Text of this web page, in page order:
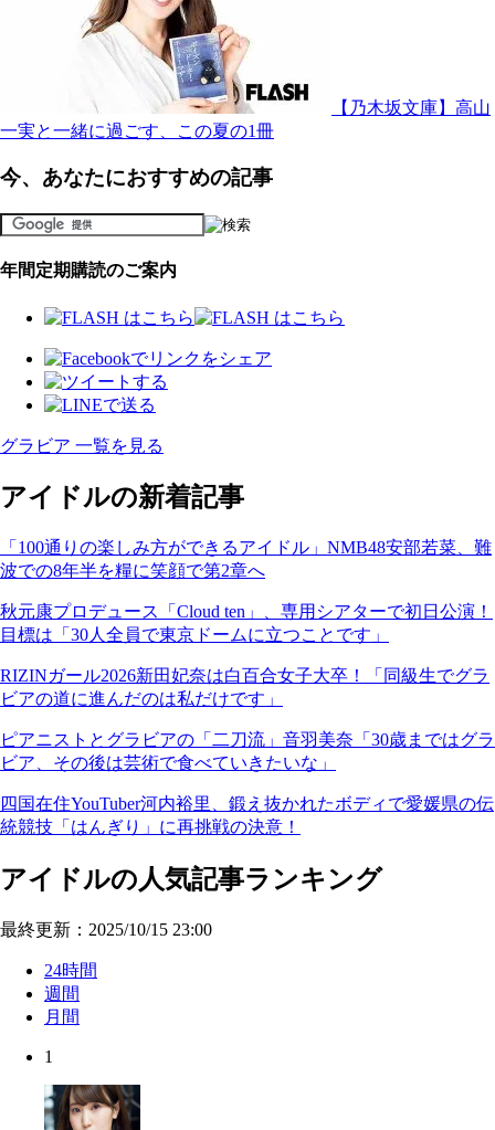
【乃木坂文庫】高山
一実と一緒に過ごす、この夏の1冊
今、あなたにおすすめの記事
年間定期購読のご案内
グラビア 一覧を見る
アイドルの新着記事
「100通りの楽しみ方ができるアイドル」NMB48安部若菜、難
波での8年半を糧に笑顔で第2章へ
秋元康プロデュース「Cloud ten」、専用シアターで初日公演！
目標は「30人全員で東京ドームに立つことです」
RIZINガール2026新田妃奈は白百合女子大卒！「同級生でグラ
ビアの道に進んだのは私だけです」
ピアニストとグラビアの「二刀流」音羽美奈「30歳まではグラ
ビア、その後は芸術で食べていきたいな」
四国在住YouTuber河内裕里、鍛え抜かれたボディで愛媛県の伝
統競技「はんぎり」に再挑戦の決意！
アイドルの人気記事ランキング
最終更新：2025/10/15 23:00
24時間
週間
月間
1